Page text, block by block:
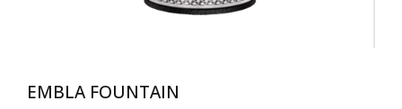
EMBLA FOUNTAIN